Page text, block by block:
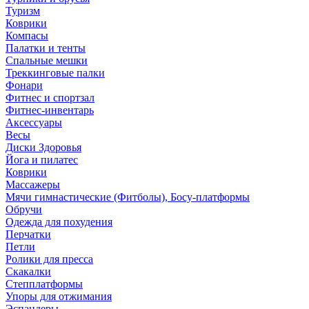
Туризм
Коврики
Компасы
Палатки и тенты
Спальные мешки
Треккинговые палки
Фонари
Фитнес и спортзал
Фитнес-инвентарь
Аксессуары
Весы
Диски Здоровья
Йога и пилатес
Коврики
Массажеры
Мячи гимнастические (Фитболы), Босу-платформы
Обручи
Одежда для похудения
Перчатки
Петли
Ролики для пресса
Скакалки
Степплатформы
Упоры для отжимания